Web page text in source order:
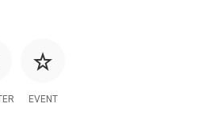
EVENT